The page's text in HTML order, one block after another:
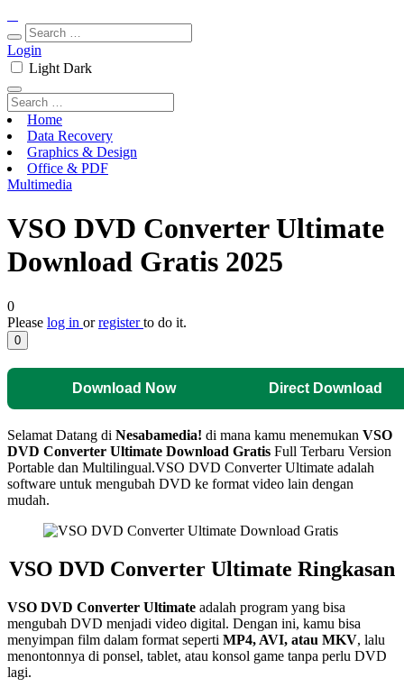
Login
Light Dark
Home
Data Recovery
Graphics & Design
Office & PDF
Multimedia
VSO DVD Converter Ultimate
Download Gratis 2025
0
Please log in orregisterto do it.
0
Download Now Direct Download
Selamat Datang di Nesabamedia! di mana kamu menemukan VSO
DVD Converter Ultimate Download Gratis Full Terbaru Version
Portable dan Multilingual.VSO DVD Converter Ultimate adalah
software untuk mengubah DVD ke format video lain dengan
mudah.
VSO DVD Converter Ultimate Ringkasan
VSO DVD Converter Ultimate adalah program yang bisa
mengubah DVD menjadi video digital. Dengan ini, kamu bisa
menyimpan film dalam format seperti MP4, AVI, atau MKV, lalu
menontonnya di ponsel, tablet, atau konsol game tanpa perlu DVD
lagi.